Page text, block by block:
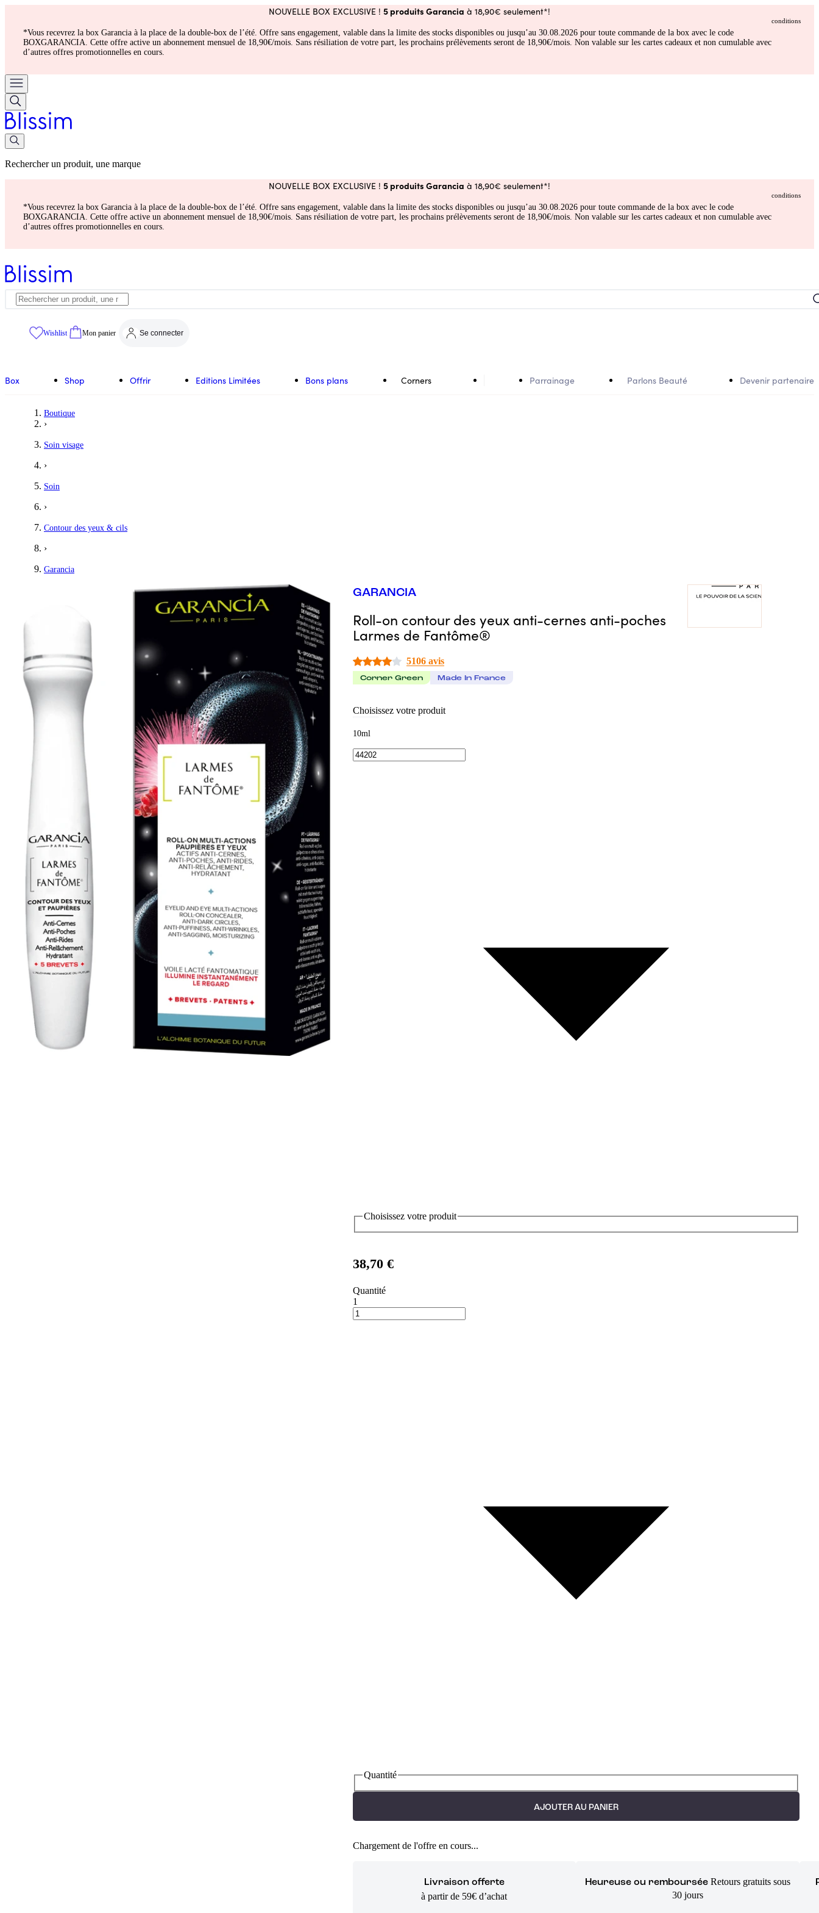
NOUVELLE BOX EXCLUSIVE ! 5 produits Garancia à 18,90€ seulement*!
conditions
*Vous recevrez la box Garancia à la place de la double-box de l’été. Offre sans engagement, valable dans la limite des stocks disponibles ou jusqu’au 30.08.2026 pour toute commande de la box avec le code
BOXGARANCIA. Cette offre active un abonnement mensuel de 18,90€/mois. Sans résiliation de votre part, les prochains prélèvements seront de 18,90€/mois. Non valable sur les cartes cadeaux et non cumulable avec
d’autres offres promotionnelles en cours.
Rechercher un produit, une marque
NOUVELLE BOX EXCLUSIVE ! 5 produits Garancia à 18,90€ seulement*!
conditions
*Vous recevrez la box Garancia à la place de la double-box de l’été. Offre sans engagement, valable dans la limite des stocks disponibles ou jusqu’au 30.08.2026 pour toute commande de la box avec le code
BOXGARANCIA. Cette offre active un abonnement mensuel de 18,90€/mois. Sans résiliation de votre part, les prochains prélèvements seront de 18,90€/mois. Non valable sur les cartes cadeaux et non cumulable avec
d’autres offres promotionnelles en cours.
Wishlist Mon panier Se connecter
Box Shop Offrir Editions Limitées Bons plans Corners Parrainage Parlons Beauté Devenir partenaire
Boutique
›
Soin visage
›
Soin
›
Contour des yeux & cils
›
Garancia
GARANCIA
Roll-on contour des yeux anti-cernes anti-poches
Larmes de Fantôme®
5106 avis
Corner Green Made In France
Choisissez votre produit
10ml
Choisissez votre produit
38,70 €
Quantité
1
Quantité
AJOUTER AU PANIER
Chargement de l'offre en cours...
Livraison offerte
à partir de 59€ d’achat
Heureuse ou remboursée Retours gratuits sous
30 jours